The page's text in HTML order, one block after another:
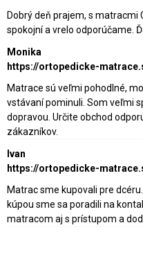
Dobrý deň prajem, s matracmi
spokojní a vrelo odporúčame.
Monika
https://ortopedicke-
Matrace sú veľmi pohodlné,
vstávaní pominuli. Som veľmi
dopravou. Určite obchod
zákazníkov.
Ivan
https://ortopedicke-
Matrac sme kupovali pre
kúpou sme sa poradili na
matracom aj s prístupom a